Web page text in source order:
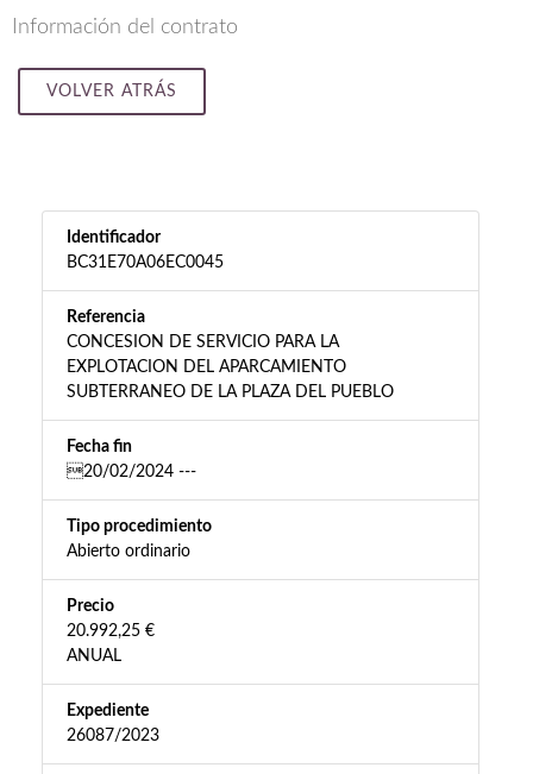
Información del contrato
VOLVER ATRÁS
Identificador
BC31E70A06EC0045
Referencia
CONCESION DE SERVICIO PARA LA
EXPLOTACION DEL APARCAMIENTO
SUBTERRANEO DE LA PLAZA DEL PUEBLO
Fecha fin
20/02/2024 ---
Tipo procedimiento
Abierto ordinario
Precio
20.992,25 €
ANUAL
Expediente
26087/2023